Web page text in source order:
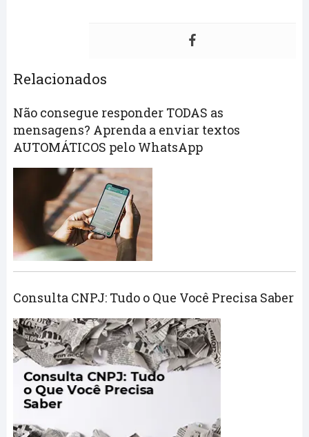
Relacionados
Não consegue responder TODAS as
mensagens? Aprenda a enviar textos
AUTOMÁTICOS pelo WhatsApp
Consulta CNPJ: Tudo o Que Você Precisa Saber